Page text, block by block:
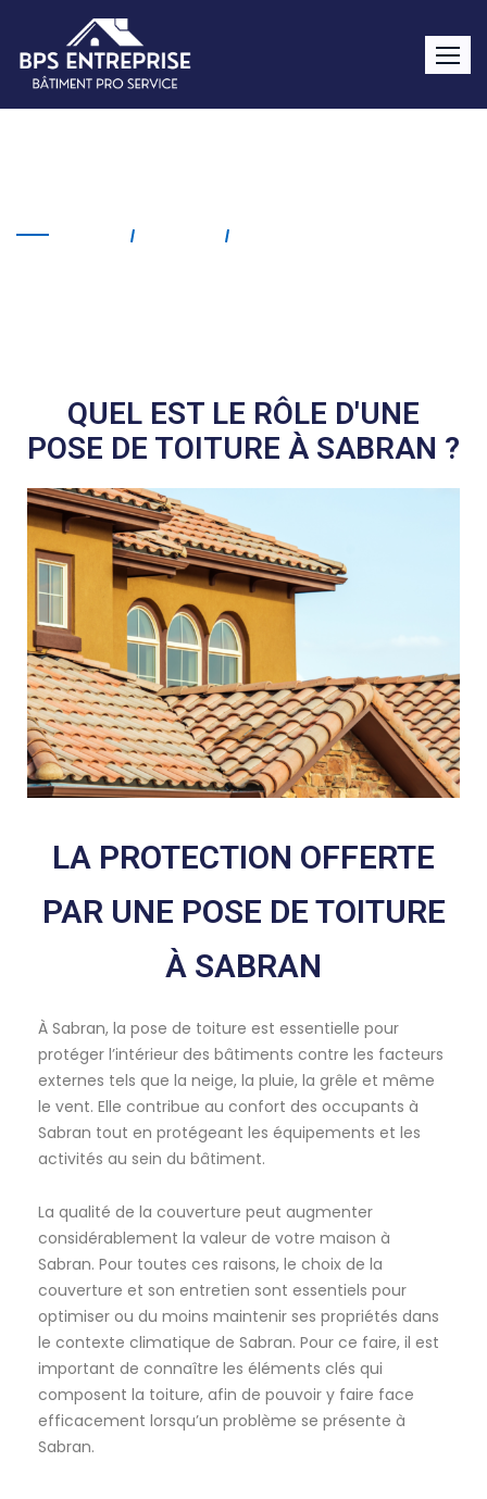
QUEL EST LE RÔLE D'UNE
POSE DE TOITURE À SABRAN ?
LA PROTECTION OFFERTE
PAR UNE POSE DE TOITURE
À SABRAN
À Sabran, la pose de toiture est essentielle pour
protéger l’intérieur des bâtiments contre les facteurs
externes tels que la neige, la pluie, la grêle et même
le vent. Elle contribue au confort des occupants à
Sabran tout en protégeant les équipements et les
activités au sein du bâtiment.
La qualité de la couverture peut augmenter
considérablement la valeur de votre maison à
Sabran. Pour toutes ces raisons, le choix de la
couverture et son entretien sont essentiels pour
optimiser ou du moins maintenir ses propriétés dans
le contexte climatique de Sabran. Pour ce faire, il est
important de connaître les éléments clés qui
composent la toiture, afin de pouvoir y faire face
efficacement lorsqu’un problème se présente à
Sabran.